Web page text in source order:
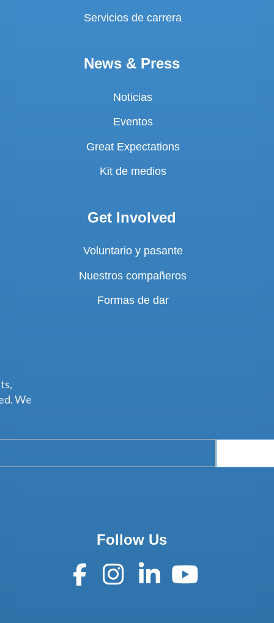
Servicios de carrera
News & Press
Noticias
Eventos
Great Expectations
Kit de medios
Get Involved
Voluntario y pasante
Nuestros compañeros
Formas de dar
We
Follow Us